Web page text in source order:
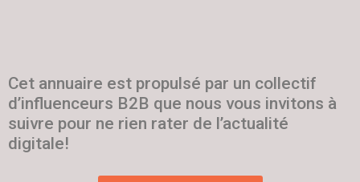
Cet annuaire est propulsé par un collectif
d’influenceurs B2B que nous vous invitons à
suivre pour ne rien rater de l’actualité
digitale!